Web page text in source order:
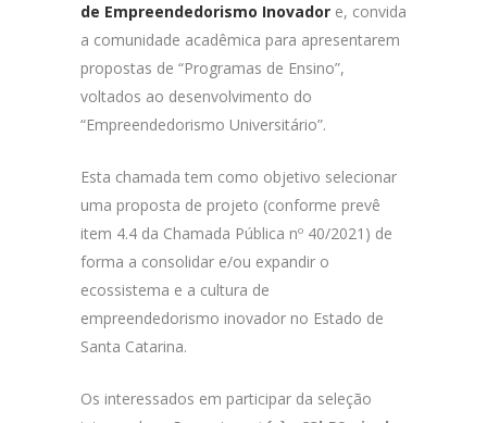
de Empreendedorismo Inovador e, convida
a comunidade acadêmica para apresentarem
propostas de “Programas de Ensino”,
voltados ao desenvolvimento do
“Empreendedorismo Universitário”.
Esta chamada tem como objetivo selecionar
uma proposta de projeto (conforme prevê
item 4.4 da Chamada Pública nº 40/2021) de
forma a consolidar e/ou expandir o
ecossistema e a cultura de
empreendedorismo inovador no Estado de
Santa Catarina.
Os interessados em participar da seleção